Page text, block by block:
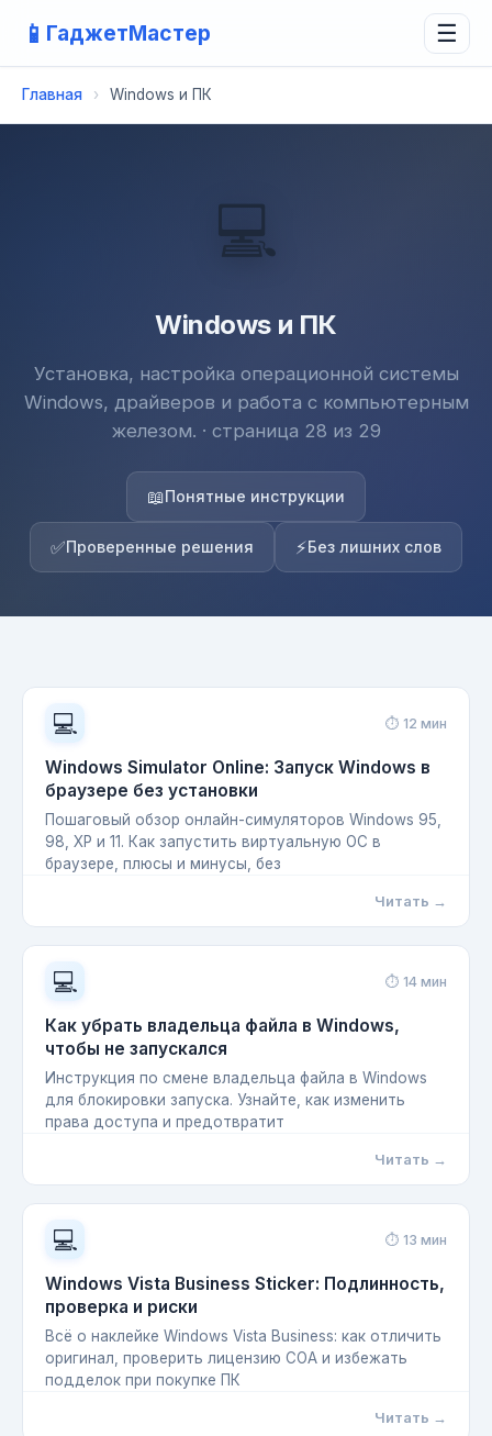
📱 ГаджетМастер ☰
Главная › Windows и ПК
💻
Windows и ПК
Установка, настройка операционной системы
Windows, драйверов и работа с компьютерным
железом. · страница 28 из 29
📖Понятные инструкции
✅Проверенные решения ⚡Без лишних слов
💻 ⏱ 12 мин
Windows Simulator Online: Запуск Windows в
браузере без установки
Пошаговый обзор онлайн-симуляторов Windows 95,
98, XP и 11. Как запустить виртуальную ОС в
браузере, плюсы и минусы, без
Читать →
💻 ⏱ 14 мин
Как убрать владельца файла в Windows,
чтобы не запускался
Инструкция по смене владельца файла в Windows
для блокировки запуска. Узнайте, как изменить
права доступа и предотвратит
Читать →
💻 ⏱ 13 мин
Windows Vista Business Sticker: Подлинность,
проверка и риски
Всё о наклейке Windows Vista Business: как отличить
оригинал, проверить лицензию COA и избежать
подделок при покупке ПК
Читать →